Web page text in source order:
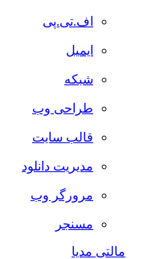
اف.تی.پی
ایمیل
شبکه
طراحی وب
قالب سایت
مدیریت دانلود
مرورگر وب
مسنجر
مالتی مدیا